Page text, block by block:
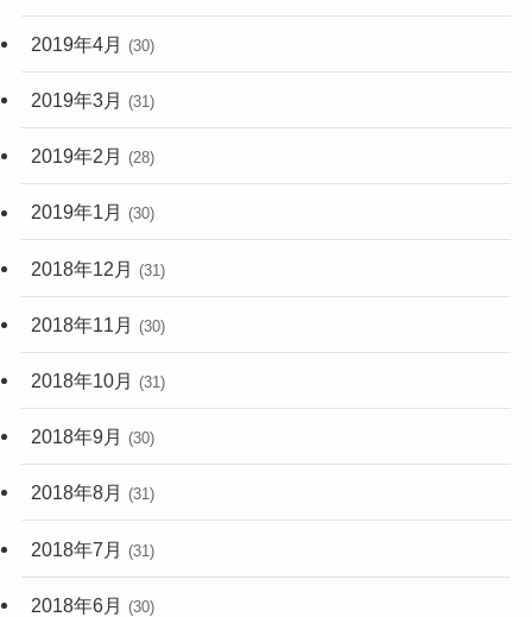
2019年4月 (30)
2019年3月 (31)
2019年2月 (28)
2019年1月 (30)
2018年12月 (31)
2018年11月 (30)
2018年10月 (31)
2018年9月 (30)
2018年8月 (31)
2018年7月 (31)
2018年6月 (30)